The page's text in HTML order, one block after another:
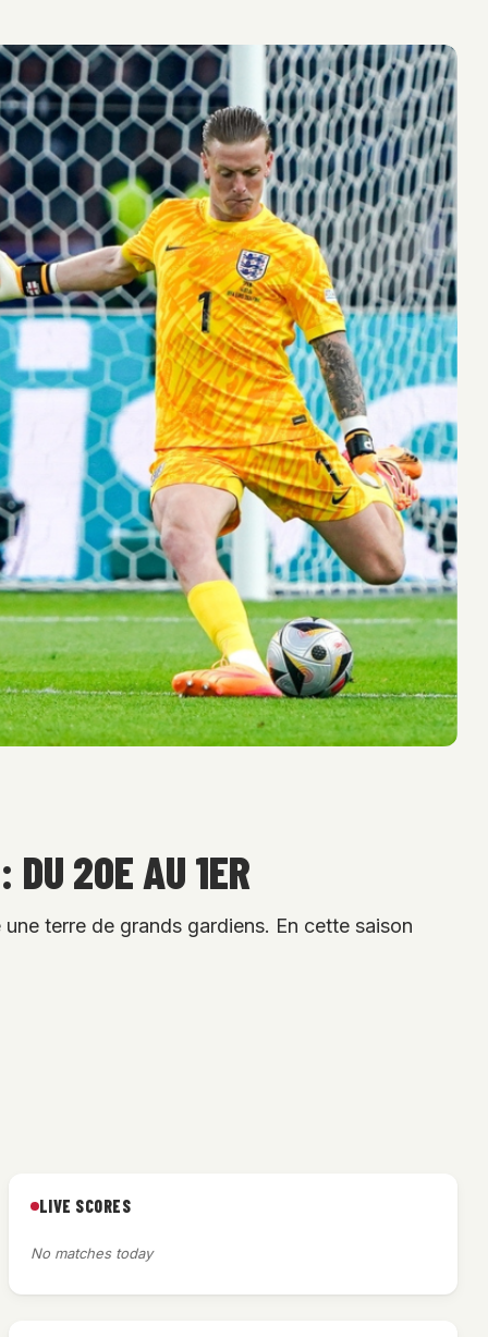
DU 20E AU 1ER
terre de grands gardiens. En cette saison
LIVE SCORES
No matches today